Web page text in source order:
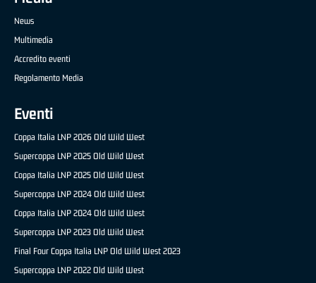
News
Multimedia
Accredito eventi
Regolamento Media
Eventi
Coppa Italia LNP 2026 Old Wild West
Supercoppa LNP 2025 Old Wild West
Coppa Italia LNP 2025 Old Wild West
Supercoppa LNP 2024 Old Wild West
Coppa Italia LNP 2024 Old Wild West
Supercoppa LNP 2023 Old Wild West
Final Four Coppa Italia LNP Old Wild West 2023
Supercoppa LNP 2022 Old Wild West